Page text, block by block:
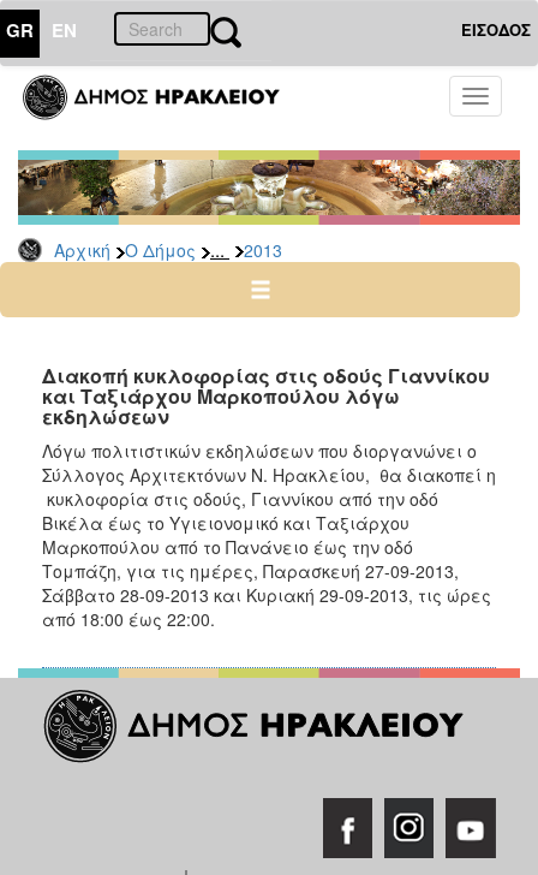
GR EN ΕΙΣΟΔΟΣ
Toggle
Αρχική Ο Δήμος ... 2013
ΔΗΜΟΣ
Δελτία
Τύπου
Αρχείο
2026
2024
2022
2020
2019
2018
2017
2016
2013
2012
2011
Διακοπή κυκλοφορίας στις οδούς Γιαννίκου
και Ταξιάρχου Μαρκοπούλου λόγω
εκδηλώσεων
Λόγω πολιτιστικών εκδηλώσεων που διοργανώνει ο
Σύλλογος Αρχιτεκτόνων Ν. Ηρακλείου, θα διακοπεί η
κυκλοφορία στις οδούς, Γιαννίκου από την οδό
Βικέλα έως το Υγιειονομικό και Ταξιάρχου
Μαρκοπούλου από το Πανάνειο έως την οδό
Τομπάζη, για τις ημέρες, Παρασκευή 27-09-2013,
Σάββατο 28-09-2013 και Κυριακή 29-09-2013, τις ώρες
από 18:00 έως 22:00.